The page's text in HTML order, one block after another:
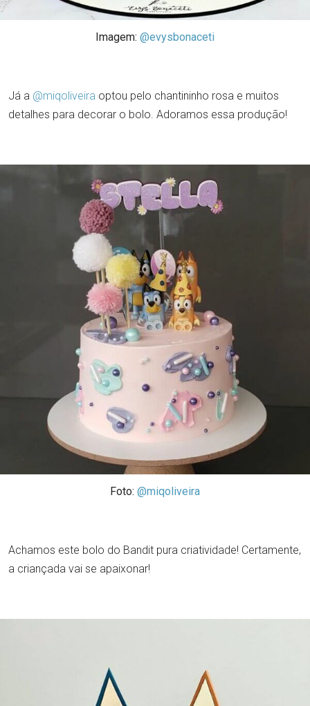
Imagem: @evysbonaceti
Já a @miqoliveira optou pelo chantininho rosa e muitos
detalhes para decorar o bolo. Adoramos essa produção!
Foto: @miqoliveira
Achamos este bolo do Bandit pura criatividade! Certamente,
a criançada vai se apaixonar!